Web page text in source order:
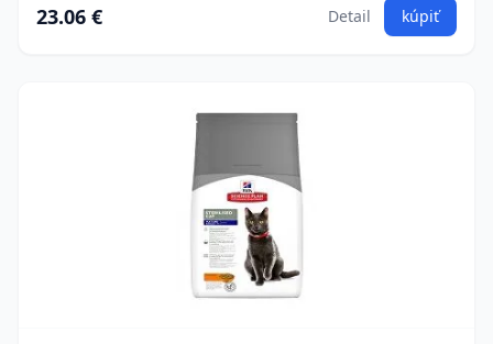
23.06 € Detail kúpiť